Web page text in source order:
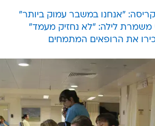
"אנחנו במשבר עמוק ביותר"
משמרת לילה: "לא נחזיק מעמד"
את הרופאים המתמחים